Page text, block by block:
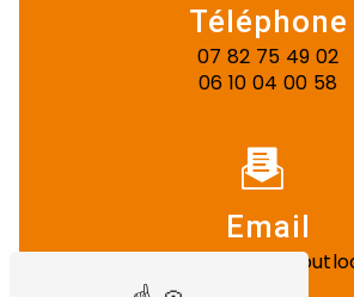
Téléphone
07 82 75 49 02
06 10 04 00 58
Email